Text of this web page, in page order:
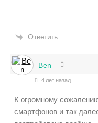
Ответить
Ben
4 лет назад
К огромному
смартфонов и так